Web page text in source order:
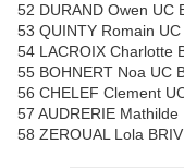
52 DURAND Owen UC
53 QUINTY Romain
54 LACROIX Charlotte
55 BOHNERT Noa UC
56 CHELEF Clement
57 AUDRERIE
58 ZEROUAL Lola